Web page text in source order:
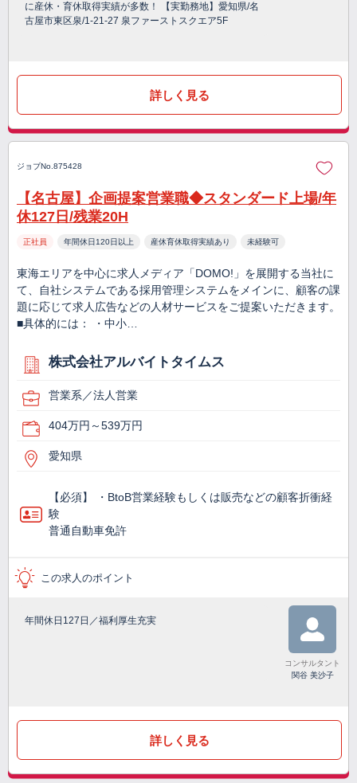
に産休・育休取得実績が多数！ 【実勤務地】愛知県/名
古屋市東区泉/1-21-27 泉ファーストスクエア5F
詳しく見る
ジョブNo.875428
【名古屋】企画提案営業職◆スタンダード上場/年
休127日/残業20H
正社員 年間休日120日以上 産休育休取得実績あり 未経験可
東海エリアを中心に求人メディア「DOMO!」を展開する当社に
て、自社システムである採用管理システムをメインに、顧客の課
題に応じて求人広告などの人材サービスをご提案いただきます。
■具体的には： ・中小…
株式会社アルバイトタイムス
営業系／法人営業
404万円～539万円
愛知県
【必須】 ・BtoB営業経験もしくは販売などの顧客折衝経
験
普通自動車免許
この求人のポイント
年間休日127日／福利厚生充実
コンサルタント
関谷 美沙子
詳しく見る